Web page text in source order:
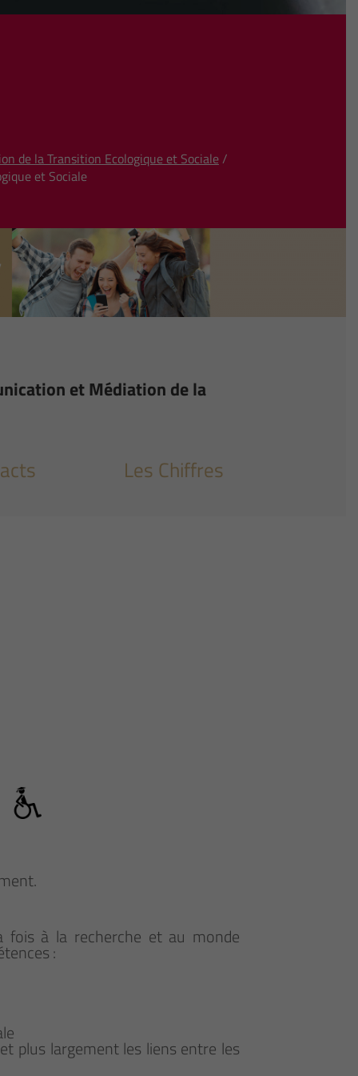
de la Transition Ecologique et Sociale/
et Sociale
et Médiation de la
Les Chiffres
fois à la recherche et au monde
:
plus largement les liens entre les